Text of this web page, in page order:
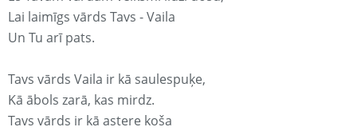
Lai laimīgs vārds Tavs - Vaila
Un Tu arī pats.
Tavs vārds Vaila ir kā saulespuķe,
Kā ābols zarā, kas mirdz.
Tavs vārds ir kā astere koša